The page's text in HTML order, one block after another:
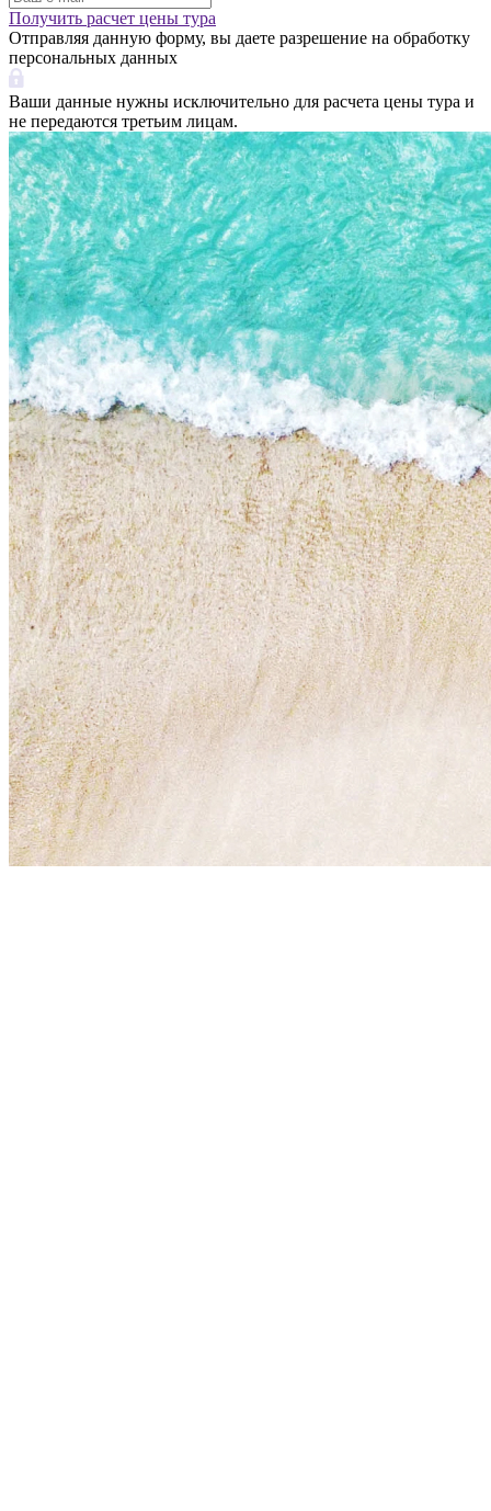
Получить расчет цены тура
Отправляя данную форму, вы даете разрешение на обработку
персональных данных
Ваши данные нужны исключительно для расчета цены тура и
не передаются третьим лицам.